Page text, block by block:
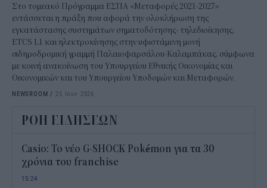
Στο τομεακό Πρόγραμμα ΕΣΠΑ «Μεταφορές 2021-2027»
εντάσσεται η πράξη που αφορά την ολοκλήρωση της
εγκατάστασης συστημάτων σηματοδότησης- τηλεδιοίκησης,
ETCS L1 και ηλεκτροκίνησης στην υφιστάμενη μονή
σιδηροδρομική γραμμή Παλαιοφαρσάλου-Καλαμπάκας, σύμφωνα
με κοινή ανακοίνωση του Υπουργείου Εθνικής Οικονομίας και
Οικονομικών και του Υπουργείου Υποδομών και Μεταφορών.
NEWSROOM / 25 Ιουν 2026
ΡΟΗ ΕΙΔΗΣΕΩΝ
Casio: Το νέο G-SHOCK Pokémon για τα 30
χρόνια του franchise
15:24